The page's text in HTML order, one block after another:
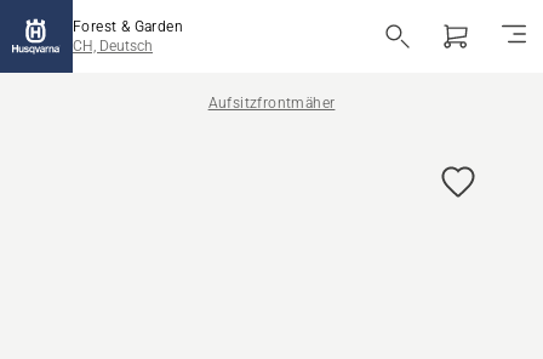
Forest & Garden
CH, Deutsch
Aufsitzfrontmäher